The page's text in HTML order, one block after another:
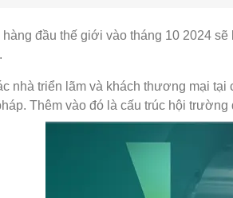
đầu thế giới vào tháng 10 2024
nhà triển lãm và khách thương mại
Thêm vào đó là cấu trúc hội